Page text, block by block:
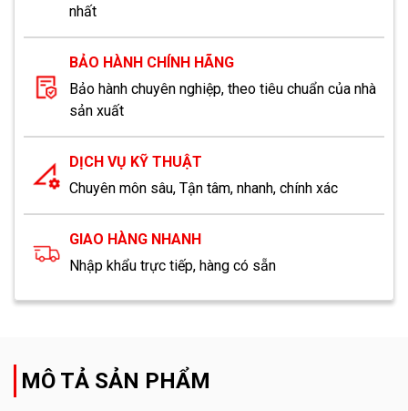
nhất
BẢO HÀNH CHÍNH HÃNG
Bảo hành chuyên nghiệp, theo tiêu chuẩn của nhà
sản xuất
DỊCH VỤ KỸ THUẬT
Chuyên môn sâu, Tận tâm, nhanh, chính xác
GIAO HÀNG NHANH
Nhập khẩu trực tiếp, hàng có sẵn
MÔ TẢ SẢN PHẨM